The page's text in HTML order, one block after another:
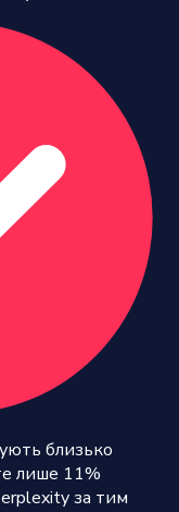
близько
лише 11%
за тим